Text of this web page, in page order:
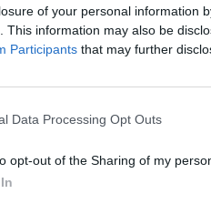
of your personal information
This information may also be
Participants that may further
Data Processing Opt Outs
opt-out of the Sharing of my
за куест?
на Изобилие от симпатични